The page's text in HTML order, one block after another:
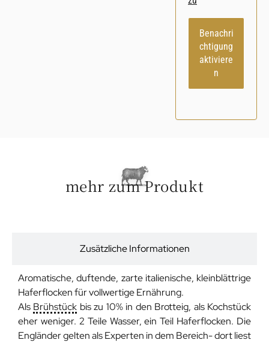
Benachri
chtigung
aktiviere
n
mehr zum Produkt
Zusätzliche Informationen
Aromatische, duftende, zarte italienische, kleinblättrige
Haferflocken für vollwertige Ernährung.
Als Brühstück bis zu 10% in den Brotteig, als Kochstück
eher weniger. 2 Teile Wasser, ein Teil Haferflocken. Die
Engländer gelten als Experten in dem Bereich- dort liest